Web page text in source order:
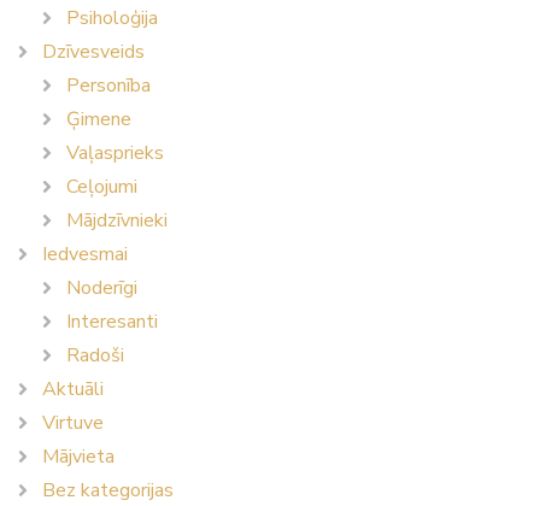
Psiholoģija
Dzīvesveids
Personība
Ģimene
Vaļasprieks
Ceļojumi
Mājdzīvnieki
Iedvesmai
Noderīgi
Interesanti
Radoši
Aktuāli
Virtuve
Mājvieta
Bez kategorijas